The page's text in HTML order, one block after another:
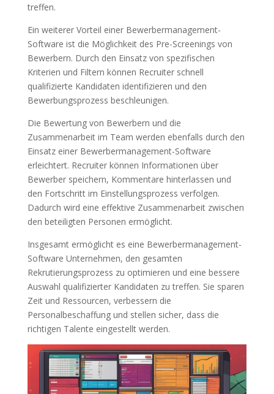
treffen.
Ein weiterer Vorteil einer Bewerbermanagement-
Software ist die Möglichkeit des Pre-Screenings von
Bewerbern. Durch den Einsatz von spezifischen
Kriterien und Filtern können Recruiter schnell
qualifizierte Kandidaten identifizieren und den
Bewerbungsprozess beschleunigen.
Die Bewertung von Bewerbern und die
Zusammenarbeit im Team werden ebenfalls durch den
Einsatz einer Bewerbermanagement-Software
erleichtert. Recruiter können Informationen über
Bewerber speichern, Kommentare hinterlassen und
den Fortschritt im Einstellungsprozess verfolgen.
Dadurch wird eine effektive Zusammenarbeit zwischen
den beteiligten Personen ermöglicht.
Insgesamt ermöglicht es eine Bewerbermanagement-
Software Unternehmen, den gesamten
Rekrutierungsprozess zu optimieren und eine bessere
Auswahl qualifizierter Kandidaten zu treffen. Sie sparen
Zeit und Ressourcen, verbessern die
Personalbeschaffung und stellen sicher, dass die
richtigen Talente eingestellt werden.